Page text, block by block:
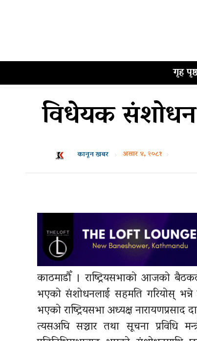
गृह
विधेयक संशोधन
कानून खबर असार ४, २०८१
काठमाडौँ । राष्ट्रियसभाको आजको
भएको संशोधनलाई सहमति गरियोस्
भएको राष्ट्रियसभा अध्यक्ष नारायणप्रसाद
त्यसअघि सञ्चार तथा सूचना प्रविधि